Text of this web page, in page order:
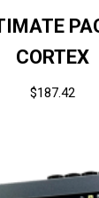
CORTEX
$187.42